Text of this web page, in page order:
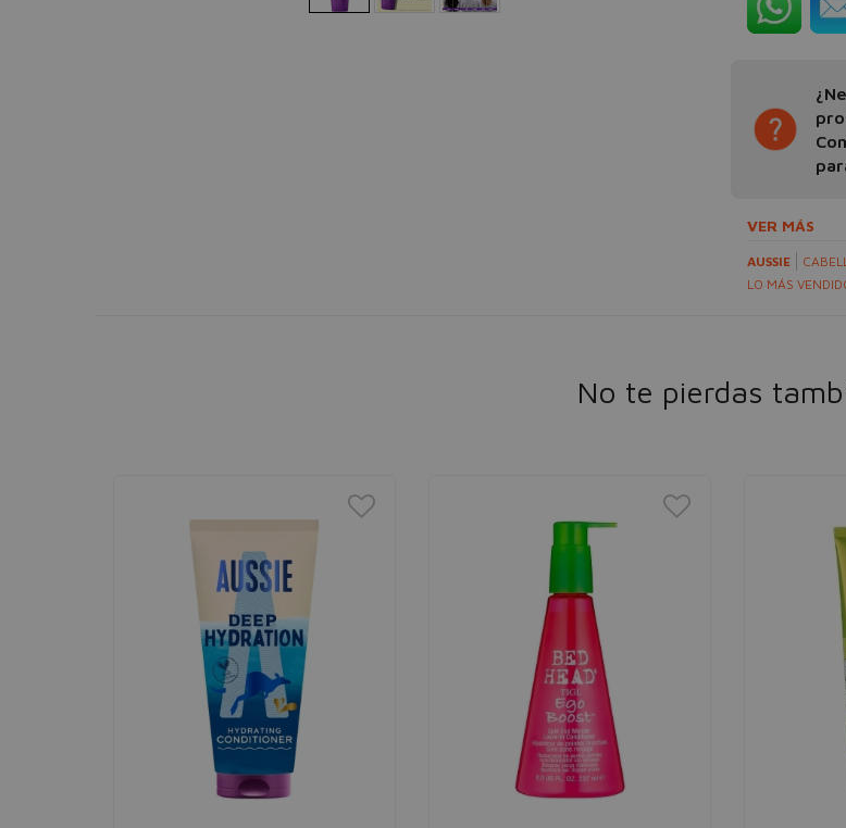
VER MÁS
AUSSIE
LO MÁS
No te pierdas